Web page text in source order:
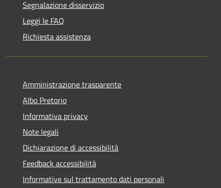
Segnalazione disservizio
Leggi le FAQ
Richiesta assistenza
Amministrazione trasparente
Albo Pretorio
Informativa privacy
Note legali
Dichiarazione di accessibilità
Feedback accessibilità
Informative sul trattamento dati personali